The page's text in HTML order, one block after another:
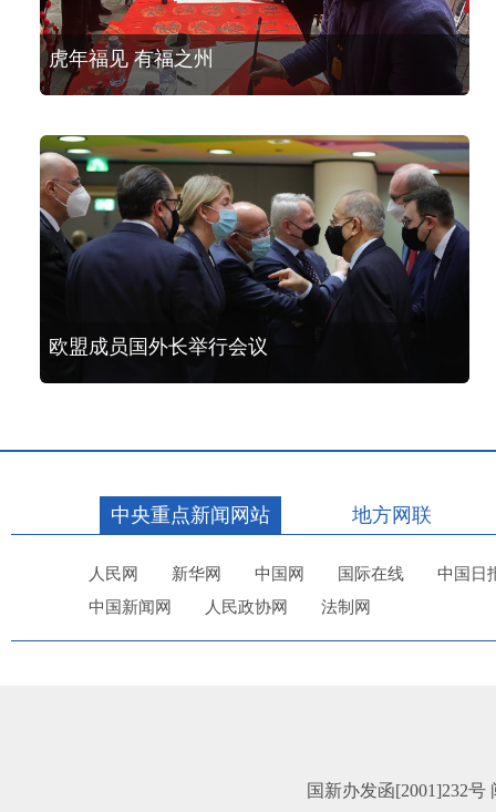
虎年福见 有福之州
欧盟成员国外长举行会议
中央重点新闻网站 地方网联
人民网 新华网 中国网 国际在线
中国日
中国新闻网
人民政协网 法制网
国新办发函[2001]232